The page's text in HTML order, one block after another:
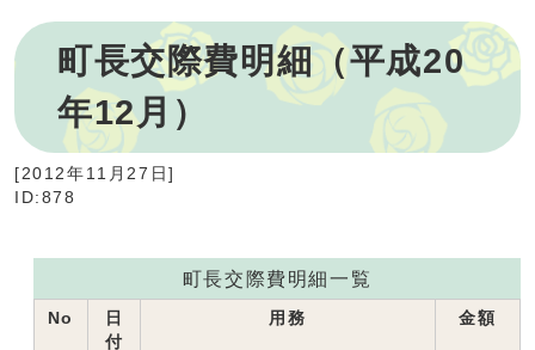
町長交際費明細（平成20
年12月）
[2012年11月27日]
ID:878
町長交際費明細一覧
No
日
付
用務 金額